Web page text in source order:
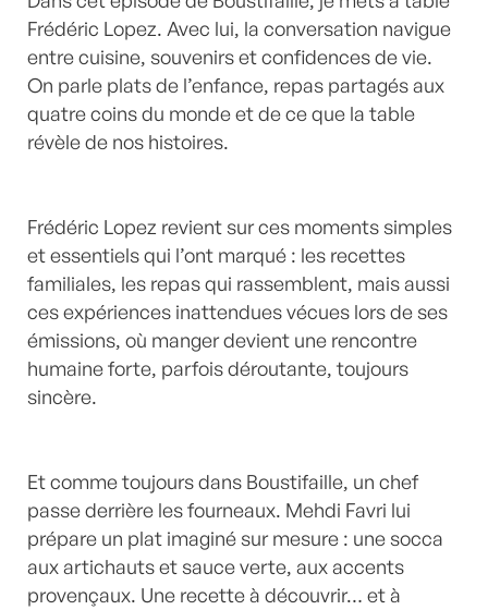
conseils, mes coups de coeur, mes astuces by
Laurent Mariotte
0 Commentaires
Frédéric Lopez. Avec lui, la conversation navigue
entre cuisine, souvenirs et confidences de vie.
On parle plats de l’enfance, repas partagés aux
quatre coins du monde et de ce que la table
révèle de nos histoires.
Frédéric Lopez revient sur ces moments simples
et essentiels qui l’ont marqué : les recettes
familiales, les repas qui rassemblent, mais aussi
ces expériences inattendues vécues lors de ses
émissions, où manger devient une rencontre
humaine forte, parfois déroutante, toujours
sincère.
Et comme toujours dans Boustifaille, un chef
passe derrière les fourneaux. Mehdi Favri lui
prépare un plat imaginé sur mesure : une socca
aux artichauts et sauce verte, aux accents
provençaux. Une recette à découvrir… et à